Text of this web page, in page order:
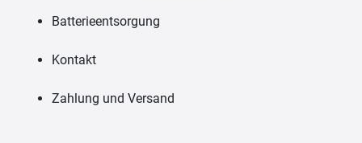
Batterieentsorgung
Kontakt
Zahlung und Versand